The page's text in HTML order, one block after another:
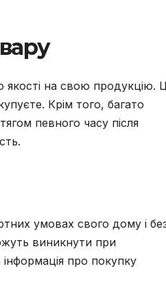
якості на свою продукцію.
Крім того, багато
певного часу після
умовах свого дому і
виникнути при
інформація про покупку